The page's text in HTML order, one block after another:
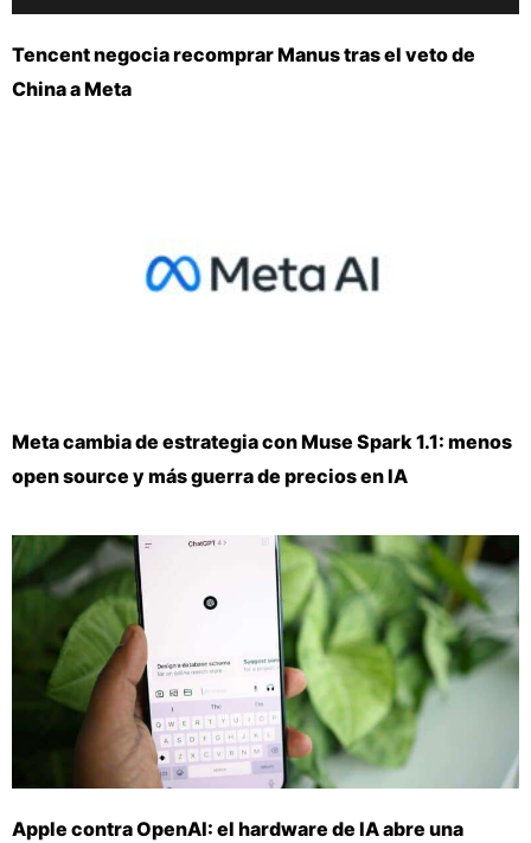
Tencent negocia recomprar Manus tras el veto de
China a Meta
Meta cambia de estrategia con Muse Spark 1.1: menos
open source y más guerra de precios en IA
Apple contra OpenAI: el hardware de IA abre una